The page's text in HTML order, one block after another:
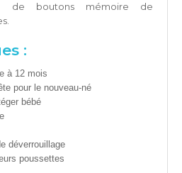
de boutons mémoire de
:
à 12 mois
pour le nouveau-né
bébé
déverrouillage
poussettes